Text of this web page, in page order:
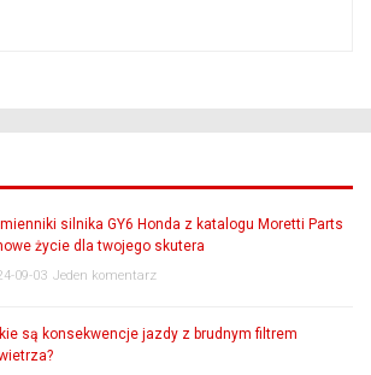
silnika GY6 Honda z katalogu Moretti Parts
życie dla twojego skutera
09-03 Jeden komentarz
są konsekwencje jazdy z brudnym filtrem